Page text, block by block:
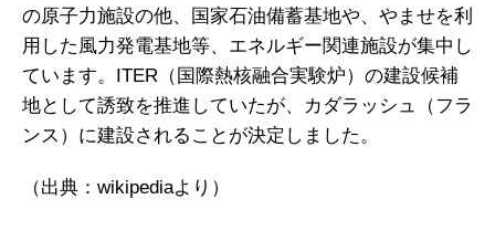
の原子力施設の他、国家石油備蓄基地や、やませを利
用した風力発電基地等、エネルギー関連施設が集中し
ています。ITER（国際熱核融合実験炉）の建設候補
地として誘致を推進していたが、カダラッシュ（フラ
ンス）に建設されることが決定しました。
（出典：wikipediaより）